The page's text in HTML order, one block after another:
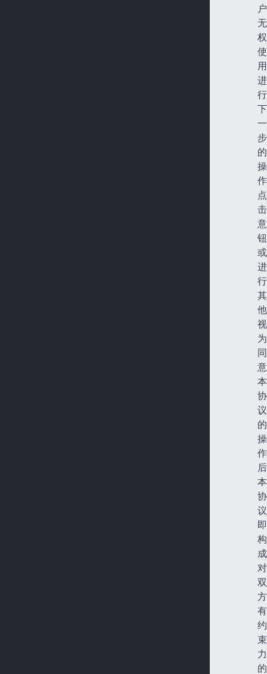
户
无
权
使
用
进
行
下
一
步
的
操
点
钮
或
进
行
其
他
视
为
同
意
本
协
议
的
操
作
本
协
议
即
构
成
对
双
方
有
约
束
力
的